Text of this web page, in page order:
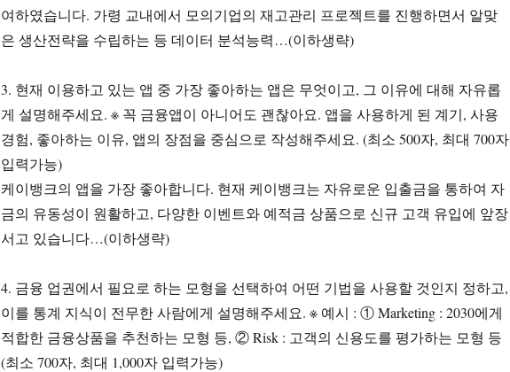
여하였습니다. 가령 교내에서 모의기업의 재고관리 프로젝트를 진행하면서 알맞
은 생산전략을 수립하는 등 데이터 분석능력…(이하생략)
3. 현재 이용하고 있는 앱 중 가장 좋아하는 앱은 무엇이고, 그 이유에 대해 자유롭
게 설명해주세요. ※ 꼭 금융앱이 아니어도 괜찮아요. 앱을 사용하게 된 계기, 사용
경험, 좋아하는 이유, 앱의 장점을 중심으로 작성해주세요. (최소 500자, 최대 700자
입력가능)
케이뱅크의 앱을 가장 좋아합니다. 현재 케이뱅크는 자유로운 입출금을 통하여 자
금의 유동성이 원활하고, 다양한 이벤트와 예적금 상품으로 신규 고객 유입에 앞장
서고 있습니다…(이하생략)
4. 금융 업권에서 필요로 하는 모형을 선택하여 어떤 기법을 사용할 것인지 정하고,
이를 통계 지식이 전무한 사람에게 설명해주세요. ※ 예시 : ① Marketing : 2030에게
적합한 금융상품을 추천하는 모형 등, ② Risk : 고객의 신용도를 평가하는 모형 등
(최소 700자, 최대 1,000자 입력가능)